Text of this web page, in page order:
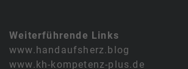
Weiterführende Links
www.handaufsherz.blog
www.kh-kompetenz-plus.de